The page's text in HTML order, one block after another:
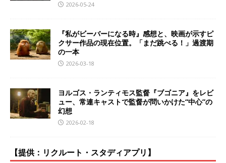
2026-05-24
『私がビーバーになる時』感想と、映画が示すピ
クサー作品の現在位置。「まだ跳べる！」過渡期
の一本
2026-03-18
ヨルゴス・ランティモス監督『ブゴニア』をレビ
ュー、常連キャストで監督が問いかけた“中心”の
幻想
2026-02-18
【提供：リクルート・スタディアプリ】